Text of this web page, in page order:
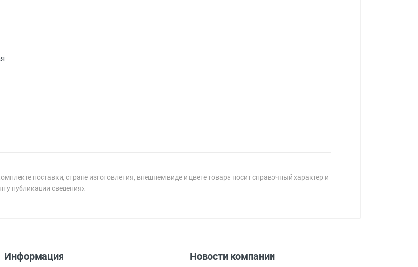
поставки, стране изготовления, внешнем виде и цвете товара носит справочный характер и
публикации сведениях
18:00, по субботам с 11:00 до 15:00, в офисе по адресу: г. Москва, Переведеновский
Информация Новости компании